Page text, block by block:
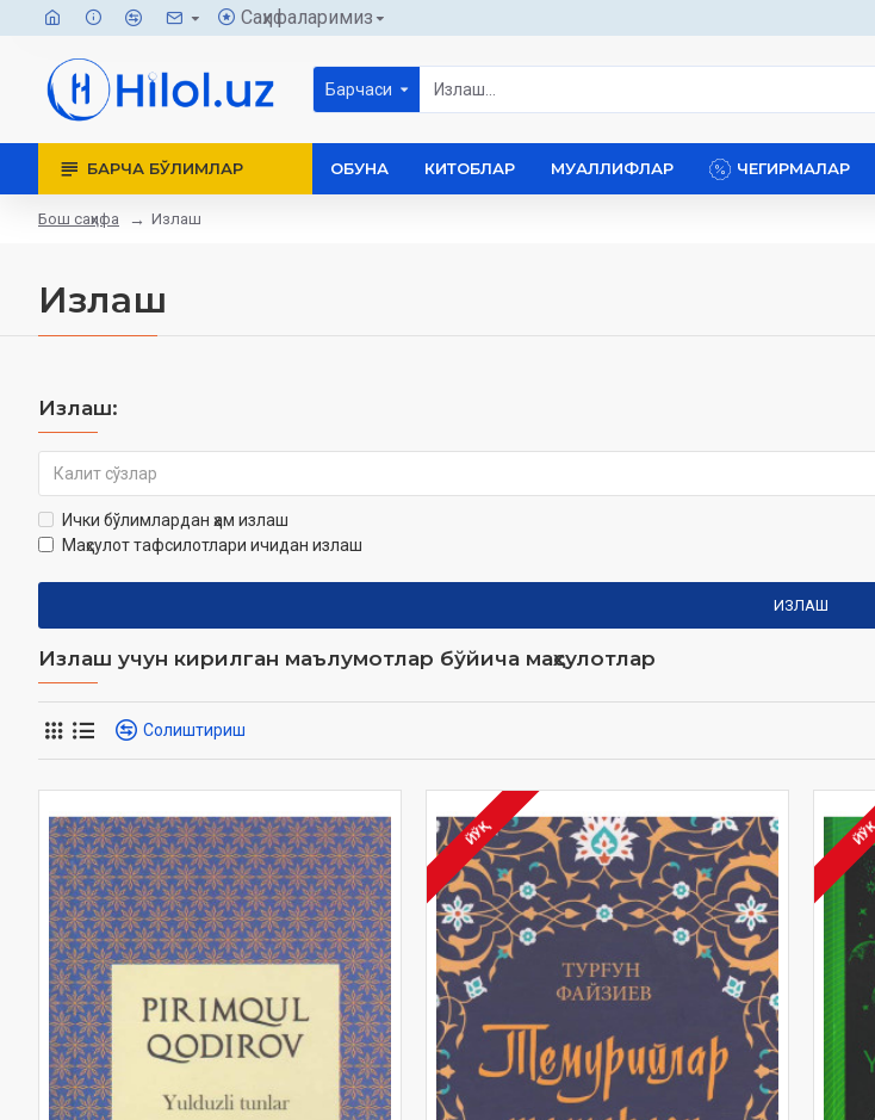
Саҳифаларимиз
Барчаси
БАРЧА БЎЛИМЛАР ОБУНА КИТОБЛАР МУАЛЛИФЛАР ЧЕГИРМАЛАР
Бош саҳифа Излаш
Излаш
Излаш:
Ички бўлимлардан ҳам излаш
Маҳсулот тафсилотлари ичидан излаш
ИЗЛАШ
Излаш учун кирилган маълумотлар бўйича маҳсулотлар
Солиштириш
ЙЎҚ ЙЎҚ